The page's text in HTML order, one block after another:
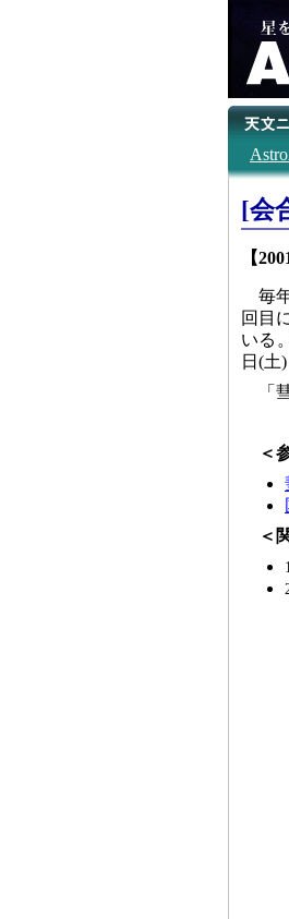
[会
【
毎
回目
いる
日(土
「
＜
＜